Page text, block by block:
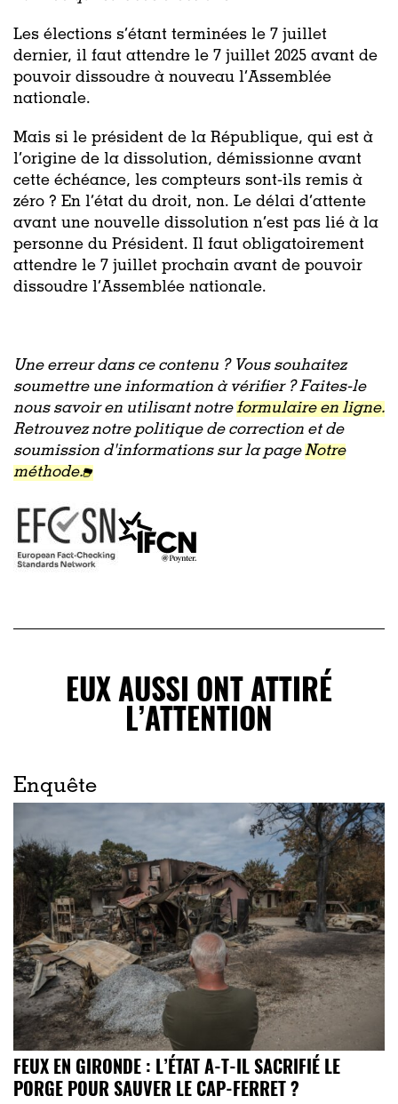
Les élections s’étant terminées le 7 juillet
dernier, il faut attendre le 7 juillet 2025 avant de
pouvoir dissoudre à nouveau l’Assemblée
nationale.
Mais si le président de la République, qui est à
l’origine de la dissolution, démissionne avant
cette échéance, les compteurs sont-ils remis à
zéro ? En l’état du droit, non. Le délai d’attente
avant une nouvelle dissolution n’est pas lié à la
personne du Président. Il faut obligatoirement
attendre le 7 juillet prochain avant de pouvoir
dissoudre l’Assemblée nationale.
Une erreur dans ce contenu ? Vous souhaitez
soumettre une information à vérifier ? Faites-le
nous savoir en utilisant notreformulaire en ligne.
Retrouvez notre politique de correction et de
soumission d'informations sur la pageNotre
méthode.
EUX AUSSI ONT ATTIRÉ
L’ATTENTION
Enquête
FEUX EN GIRONDE : L’ÉTAT A-T-IL SACRIFIÉ LE
PORGE POUR SAUVER LE CAP-FERRET ?